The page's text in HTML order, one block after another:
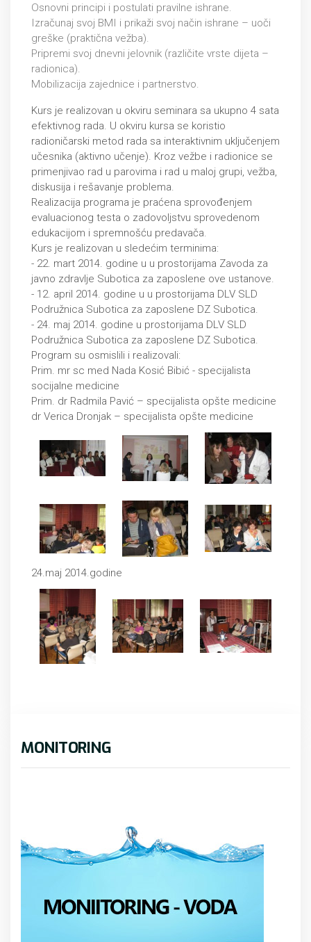
Osnovni principi i postulati pravilne ishrane.
Izračunaj svoj BMI i prikaži svoj način ishrane – uoči
greške (praktična vežba).
Pripremi svoj dnevni jelovnik (različite vrste dijeta –
radionica).
Mobilizacija zajednice i partnerstvo.
Kurs je realizovan u okviru seminara sa ukupno 4 sata
efektivnog rada. U okviru kursa se koristio
radioničarski metod rada sa interaktivnim uključenjem
učesnika (aktivno učenje). Kroz vežbe i radionice se
primenjivao rad u parovima i rad u maloj grupi, vežba,
diskusija i rešavanje problema.
Realizacija programa je praćena sprovođenjem
evaluacionog testa o zadovoljstvu sprovedenom
edukacijom i spremnošću predavača.
Kurs je realizovan u sledećim terminima:
- 22. mart 2014. godine u u prostorijama Zavoda za
javno zdravlje Subotica za zaposlene ove ustanove.
- 12. april 2014. godine u u prostorijama DLV SLD
Podružnica Subotica za zaposlene DZ Subotica.
- 24. maj 2014. godine u prostorijama DLV SLD
Podružnica Subotica za zaposlene DZ Subotica.
Program su osmislili i realizovali:
Prim. mr sc med Nada Kosić Bibić - specijalista
socijalne medicine
Prim. dr Radmila Pavić – specijalista opšte medicine
dr Verica Dronjak – specijalista opšte medicine
24.maj 2014.godine
MONITORING